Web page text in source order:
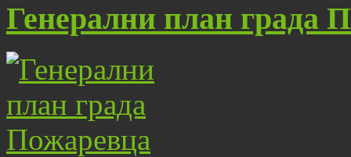
Генерални план града